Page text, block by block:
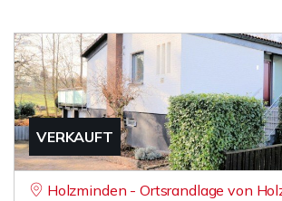
VERKAUFT
Holzminden - Ortsrandlage von